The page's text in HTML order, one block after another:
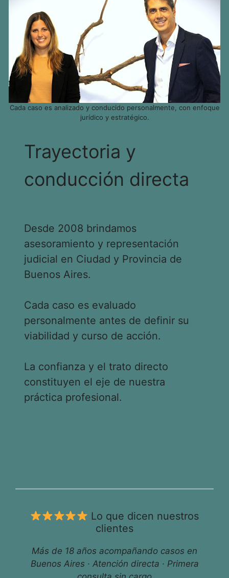
Cada caso es analizado y conducido personalmente, con enfoque
jurídico y estratégico.
Trayectoria y
conducción directa
Desde 2008 brindamos
asesoramiento y representación
judicial en Ciudad y Provincia de
Buenos Aires.
Cada caso es evaluado
personalmente antes de definir su
viabilidad y curso de acción.
La confianza y el trato directo
constituyen el eje de nuestra
práctica profesional.
Lo que dicen nuestros
clientes
Más de 18 años acompañando casos en
Buenos Aires · Atención directa · Primera